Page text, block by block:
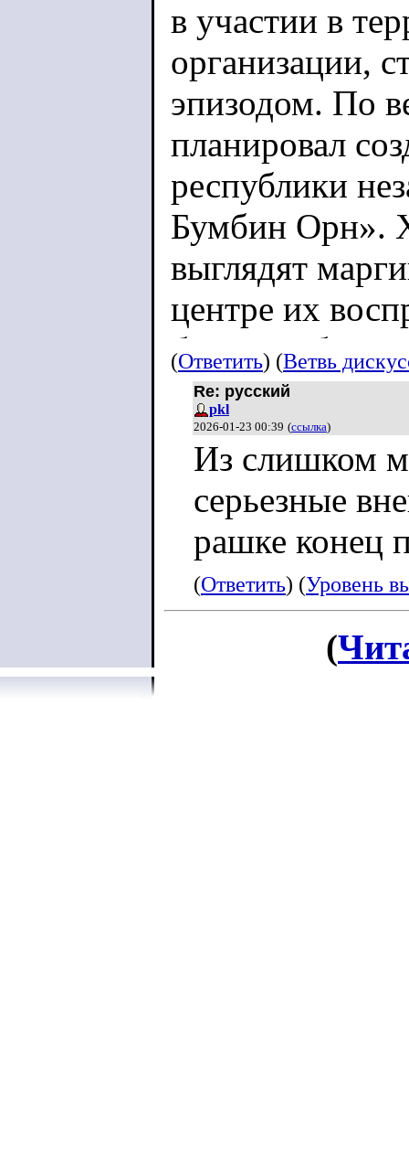
в участии в
организации,
эпизодом. По
планировал
республики
Бумбин Орн».
выглядят
центре их
более
структуры
профилактику
через
профильные
настроений в
(Ответить) (Ветвь
Re: русский
pkl
2026-01-23 00:39 (ссылка)
Из слишком
серьезные
рашке конец
(Ответить) (Уровень
(